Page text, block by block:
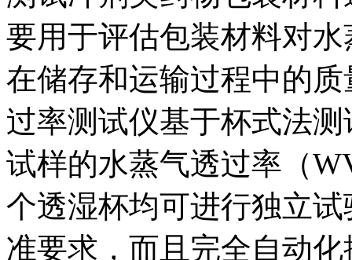
要用于评估包装材料对
在储存和运输过程中的
过率测试仪基于杯式法
试样的水蒸气透过率（
个透湿杯均可进行独立
准要求，而且完全自动化